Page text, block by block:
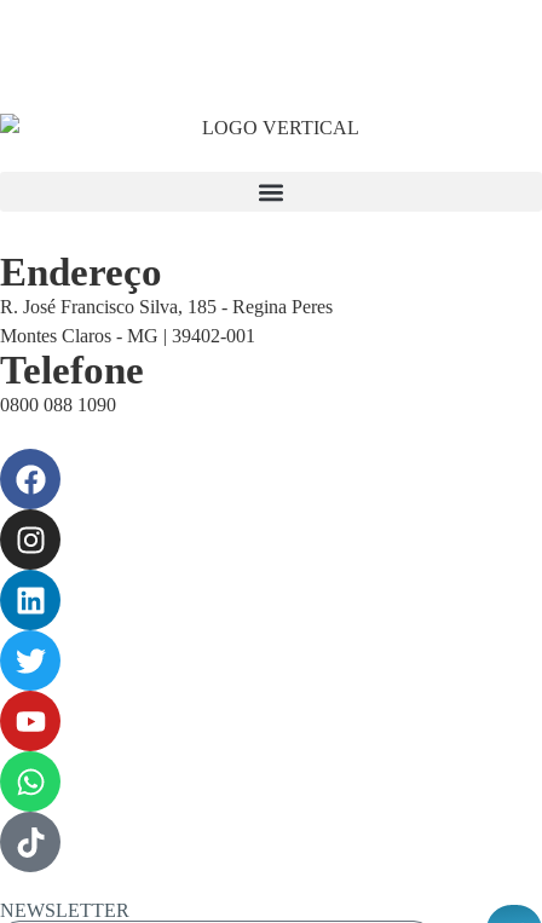
Endereço
R. José Francisco Silva, 185 - Regina Peres
Montes Claros - MG | 39402-001
Telefone
0800 088 1090
NEWSLETTER